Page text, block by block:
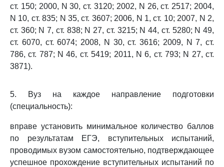
ст. 150; 2000, N 30, ст. 3120; 2002, N 26, ст. 2517; 2004,
N 10, ст. 835; N 35, ст. 3607; 2006, N 1, ст. 10; 2007, N 2,
ст. 360; N 7, ст. 838; N 27, ст. 3215; N 44, ст. 5280; N 49,
ст. 6070, ст. 6074; 2008, N 30, ст. 3616; 2009, N 7, ст.
786, ст. 787; N 46, ст. 5419; 2011, N 6, ст. 793; N 27, ст.
3871).
5. Вуз на каждое направление подготовки
(специальность):
вправе установить минимальное количество баллов
по результатам ЕГЭ, вступительных испытаний,
проводимых вузом самостоятельно, подтверждающее
успешное прохождение вступительных испытаний по